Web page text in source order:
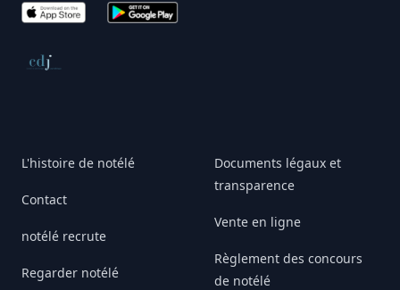
App Store Google Play
Conseil de déontologie journalistique
L'histoire de notélé
Contact
notélé recrute
Regarder notélé
Documents légaux et
transparence
Vente en ligne
Règlement des concours
de notélé